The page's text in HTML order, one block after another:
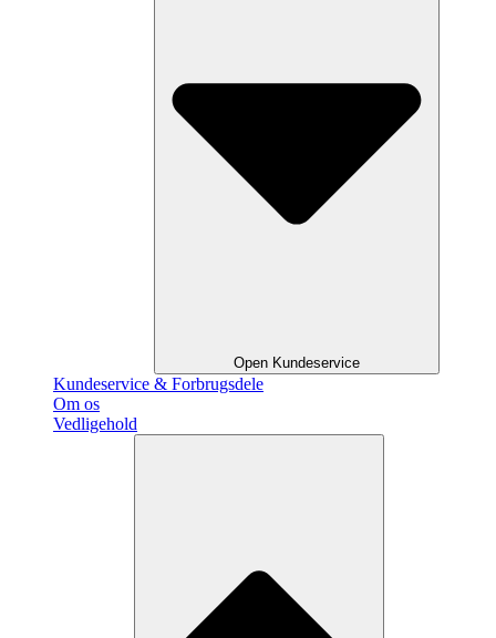
Open Kundeservice
Kundeservice & Forbrugsdele
Om os
Vedligehold